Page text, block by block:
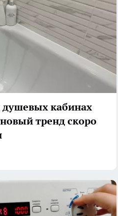
кабинах
тренд скоро